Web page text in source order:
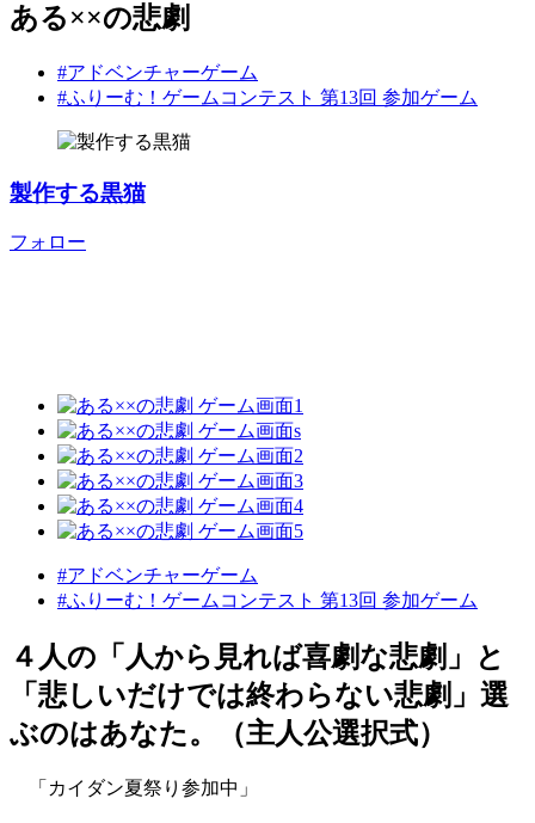
ある××の悲劇
#アドベンチャーゲーム
#ふりーむ！ゲームコンテスト 第13回 参加ゲーム
製作する黒猫
フォロー
#アドベンチャーゲーム
#ふりーむ！ゲームコンテスト 第13回 参加ゲーム
４人の「人から見れば喜劇な悲劇」と
「悲しいだけでは終わらない悲劇」選
ぶのはあなた。（主人公選択式）
「カイダン夏祭り参加中」